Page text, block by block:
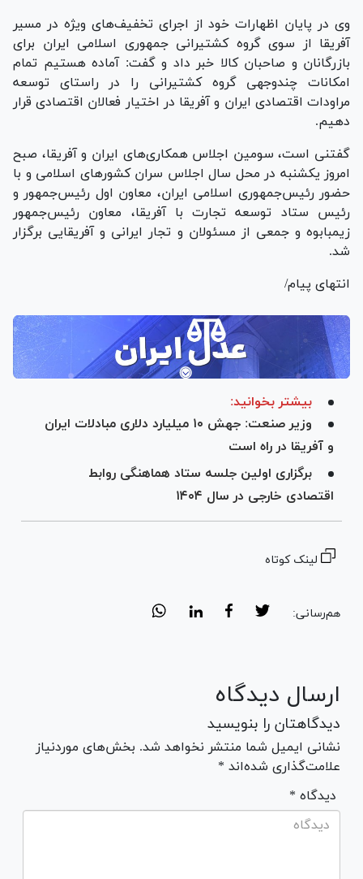
وی در پایان اظهارات خود از اجرای تخفیف‌های ویژه در مسیر
آفریقا از سوی گروه کشتیرانی جمهوری اسلامی ایران برای
بازرگانان و صاحبان کالا خبر داد و گفت: آماده هستیم تمام
امکانات چندوجهی گروه کشتیرانی را در راستای توسعه
مراودات اقتصادی ایران و آفریقا در اختیار فعالان اقتصادی قرار
دهیم.
گفتنی است، سومین اجلاس همکاری‌های ایران و آفریقا، صبح
امروز یکشنبه در محل سال اجلاس سران کشور‌های اسلامی و با
حضور رئیس‌جمهوری اسلامی ایران، معاون اول رئیس‌جمهور و
رئیس ستاد توسعه تجارت با آفریقا، معاون رئیس‌جمهور
زیمبابوه و جمعی از مسئولان و تجار ایرانی و آفریقایی برگزار
شد.
انتهای پیام/
بیشتر بخوانید:
وزیر صنعت: جهش ۱۰ میلیارد دلاری مبادلات ایران
و آفریقا در راه است
برگزاری اولین جلسه ستاد هماهنگی روابط
اقتصادی خارجی در سال ۱۴۰۴
لینک کوتاه
هم‌رسانی:
ارسال دیدگاه
دیدگاهتان را بنویسید
نشانی ایمیل شما منتشر نخواهد شد. بخش‌های موردنیاز
علامت‌گذاری شده‌اند *
* دیدگاه